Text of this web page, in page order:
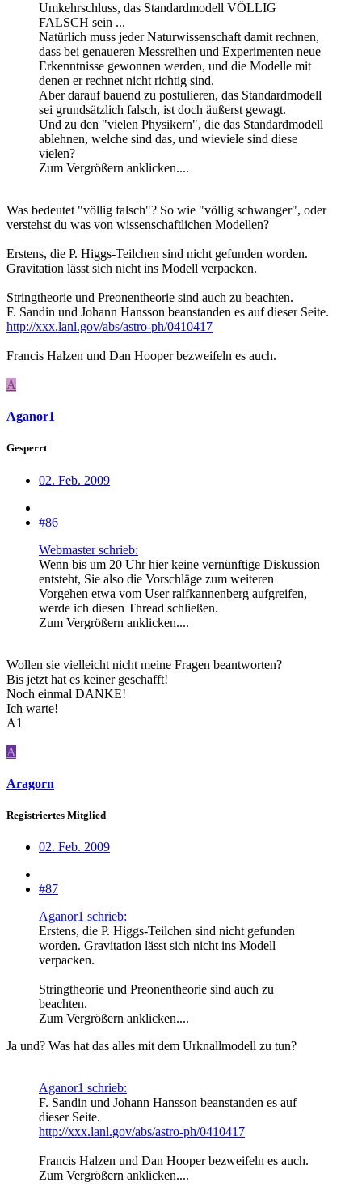
Umkehrschluss, das Standardmodell VÖLLIG
FALSCH sein ...
Natürlich muss jeder Naturwissenschaft damit rechnen,
dass bei genaueren Messreihen und Experimenten neue
Erkenntnisse gewonnen werden, und die Modelle mit
denen er rechnet nicht richtig sind.
Aber darauf bauend zu postulieren, das Standardmodell
sei grundsätzlich falsch, ist doch äußerst gewagt.
Und zu den "vielen Physikern", die das Standardmodell
ablehnen, welche sind das, und wieviele sind diese
vielen?
Zum Vergrößern anklicken....
Was bedeutet "völlig falsch"? So wie "völlig schwanger", oder
verstehst du was von wissenschaftlichen Modellen?
Erstens, die P. Higgs-Teilchen sind nicht gefunden worden.
Gravitation lässt sich nicht ins Modell verpacken.
Stringtheorie und Preonentheorie sind auch zu beachten.
F. Sandin und Johann Hansson beanstanden es auf dieser Seite.
http://xxx.lanl.gov/abs/astro-ph/0410417
Francis Halzen und Dan Hooper bezweifeln es auch.
A
Aganor1
Gesperrt
02. Feb. 2009
#86
Webmaster schrieb:
Wenn bis um 20 Uhr hier keine vernünftige Diskussion
entsteht, Sie also die Vorschläge zum weiteren
Vorgehen etwa vom User ralfkannenberg aufgreifen,
werde ich diesen Thread schließen.
Zum Vergrößern anklicken....
Wollen sie vielleicht nicht meine Fragen beantworten?
Bis jetzt hat es keiner geschafft!
Noch einmal DANKE!
Ich warte!
A1
A
Aragorn
Registriertes Mitglied
02. Feb. 2009
#87
Aganor1 schrieb:
Erstens, die P. Higgs-Teilchen sind nicht gefunden
worden. Gravitation lässt sich nicht ins Modell
verpacken.
Stringtheorie und Preonentheorie sind auch zu
beachten.
Zum Vergrößern anklicken....
Ja und? Was hat das alles mit dem Urknallmodell zu tun?
Aganor1 schrieb:
F. Sandin und Johann Hansson beanstanden es auf
dieser Seite.
http://xxx.lanl.gov/abs/astro-ph/0410417
Francis Halzen und Dan Hooper bezweifeln es auch.
Zum Vergrößern anklicken....